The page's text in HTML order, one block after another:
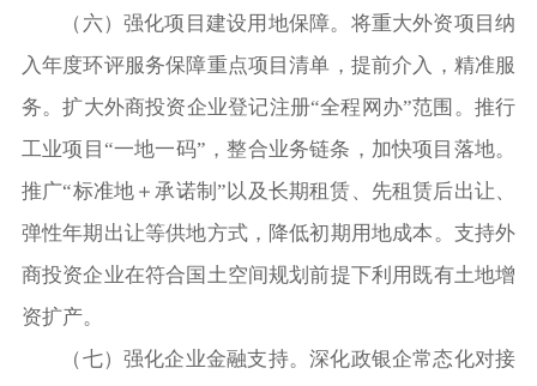
（六）强化项目建设用地保障。将重大外资项目纳
入年度环评服务保障重点项目清单，提前介入，精准服
务。扩大外商投资企业登记注册“全程网办”范围。推行
工业项目“一地一码”，整合业务链条，加快项目落地。
推广“标准地＋承诺制”以及长期租赁、先租赁后出让、
弹性年期出让等供地方式，降低初期用地成本。支持外
商投资企业在符合国土空间规划前提下利用既有土地增
资扩产。
（七）强化企业金融支持。深化政银企常态化对接